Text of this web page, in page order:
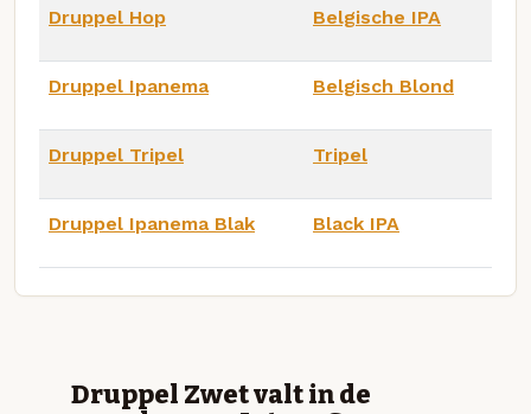
Druppel Hop Belgische IPA
Druppel Ipanema Belgisch Blond
Druppel Tripel Tripel
Druppel Ipanema Blak Black IPA
Druppel Zwet valt in de